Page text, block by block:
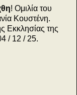
! Ομιλία του
Κουστένη.
Εκκλησίας της
/ 12 / 25.